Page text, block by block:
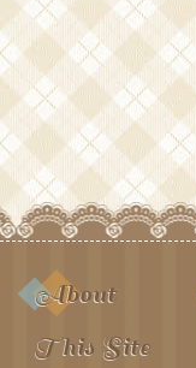
About
This Site